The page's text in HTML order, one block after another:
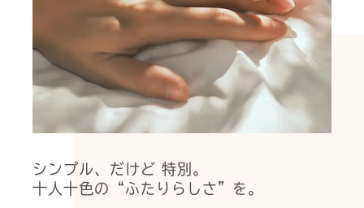
シンプル、だけど 特別。
十人十色の“ふたりらしさ”を。